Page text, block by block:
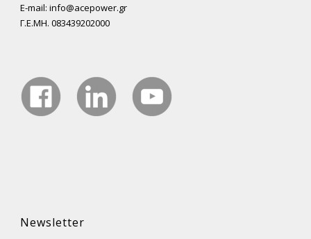
E-mail: info@acepower.gr
Γ.Ε.ΜΗ. 083439202000
Newsletter